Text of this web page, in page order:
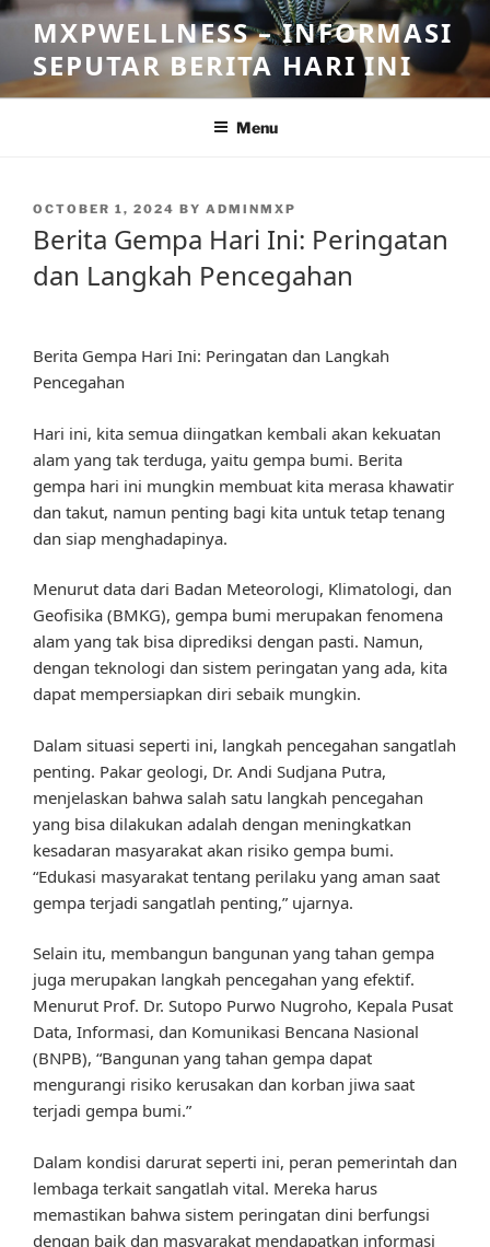
Skip
content
MXPWELLNESS – INFORMASI
SEPUTAR BERITA HARI INI
Menu
POSTED
OCTOBER 1, 2024 BY ADMINMXP
Berita Gempa Hari Ini: Peringatan
dan Langkah Pencegahan
Berita Gempa Hari Ini: Peringatan dan Langkah
Pencegahan
Hari ini, kita semua diingatkan kembali akan kekuatan
alam yang tak terduga, yaitu gempa bumi. Berita
gempa hari ini mungkin membuat kita merasa khawatir
dan takut, namun penting bagi kita untuk tetap tenang
dan siap menghadapinya.
Menurut data dari Badan Meteorologi, Klimatologi, dan
Geofisika (BMKG), gempa bumi merupakan fenomena
alam yang tak bisa diprediksi dengan pasti. Namun,
dengan teknologi dan sistem peringatan yang ada, kita
dapat mempersiapkan diri sebaik mungkin.
Dalam situasi seperti ini, langkah pencegahan sangatlah
penting. Pakar geologi, Dr. Andi Sudjana Putra,
menjelaskan bahwa salah satu langkah pencegahan
yang bisa dilakukan adalah dengan meningkatkan
kesadaran masyarakat akan risiko gempa bumi.
“Edukasi masyarakat tentang perilaku yang aman saat
gempa terjadi sangatlah penting,” ujarnya.
Selain itu, membangun bangunan yang tahan gempa
juga merupakan langkah pencegahan yang efektif.
Menurut Prof. Dr. Sutopo Purwo Nugroho, Kepala Pusat
Data, Informasi, dan Komunikasi Bencana Nasional
(BNPB), “Bangunan yang tahan gempa dapat
mengurangi risiko kerusakan dan korban jiwa saat
terjadi gempa bumi.”
Dalam kondisi darurat seperti ini, peran pemerintah dan
lembaga terkait sangatlah vital. Mereka harus
memastikan bahwa sistem peringatan dini berfungsi
dengan baik dan masyarakat mendapatkan informasi